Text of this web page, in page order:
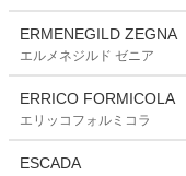
ERMENEGILD ZEGNA
エルメネジルド ゼニア
ERRICO FORMICOLA
エリッコフォルミコラ
ESCADA